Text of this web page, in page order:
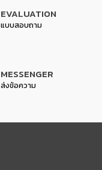
EVALUATION
แบบสอบถาม
MESSENGER
ส่งข้อความ